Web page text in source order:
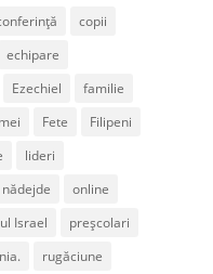
copii
echipare
Ezechiel
familie
Fete
Filipeni
lideri
nădejde
online
Israel
preșcolari
rugăciune